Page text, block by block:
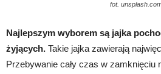
fot.
Najlepszym wyborem są jajka
żyjących. Takie jajka zawierają
Przebywanie cały czas w zamknięciu